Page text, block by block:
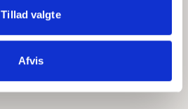
Tillad valgte
Afvis